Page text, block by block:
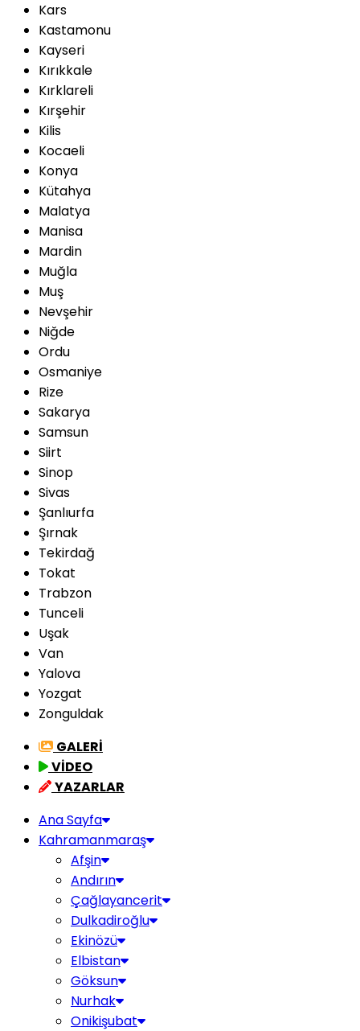
Kars
Kastamonu
Kayseri
Kırıkkale
Kırklareli
Kırşehir
Kilis
Kocaeli
Konya
Kütahya
Malatya
Manisa
Mardin
Muğla
Muş
Nevşehir
Niğde
Ordu
Osmaniye
Rize
Sakarya
Samsun
Siirt
Sinop
Sivas
Şanlıurfa
Şırnak
Tekirdağ
Tokat
Trabzon
Tunceli
Uşak
Van
Yalova
Yozgat
Zonguldak
GALERİ
VİDEO
YAZARLAR
Ana Sayfa
Kahramanmaraş
Afşin
Andırın
Çağlayancerit
Dulkadiroğlu
Ekinözü
Elbistan
Göksun
Nurhak
Onikişubat